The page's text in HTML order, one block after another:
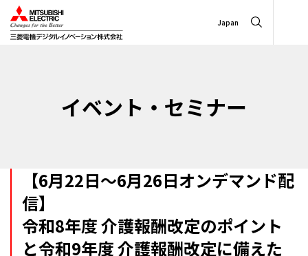
Japan
イベント・セミナー
【6月22日～6月26日オンデマンド配
信】
令和8年度 介護報酬改定のポイント
と令和9年度 介護報酬改定に備えた